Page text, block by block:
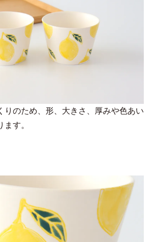
りのため、形、大きさ、厚みや色あい
す。